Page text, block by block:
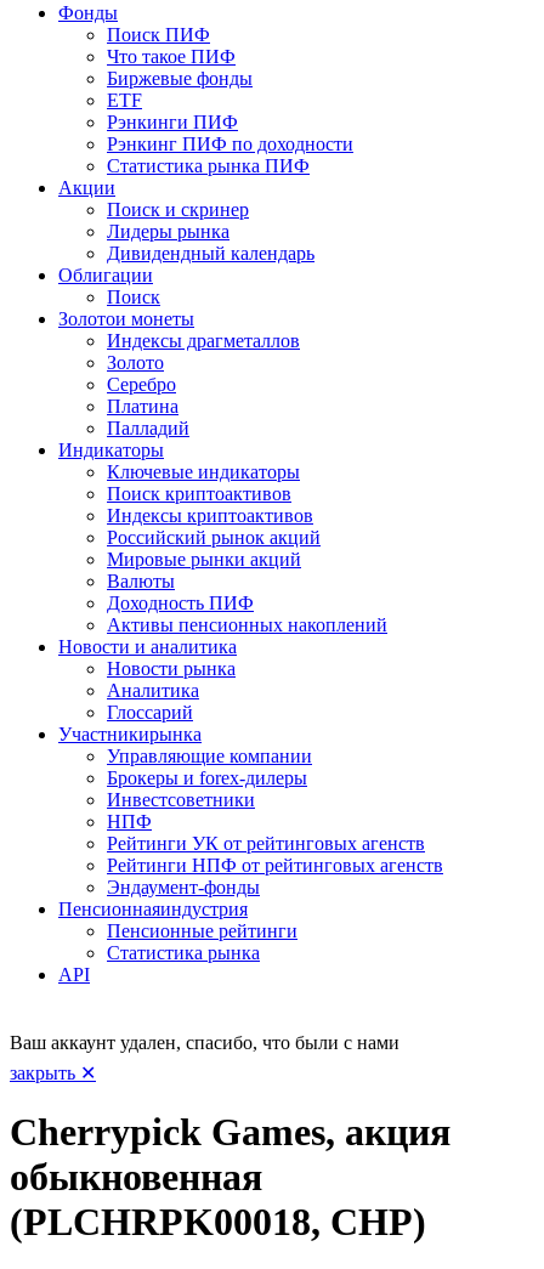
Фонды
Поиск ПИФ
Что такое ПИФ
Биржевые фонды
ETF
Рэнкинги ПИФ
Рэнкинг ПИФ по доходности
Статистика рынка ПИФ
Акции
Поиск и скринер
Лидеры рынка
Дивидендный календарь
Облигации
Поиск
Золотои монеты
Индексы драгметаллов
Золото
Серебро
Платина
Палладий
Индикаторы
Ключевые индикаторы
Поиск криптоактивов
Индексы криптоактивов
Российский рынок акций
Мировые рынки акций
Валюты
Доходность ПИФ
Активы пенсионных накоплений
Новости и аналитика
Новости рынка
Аналитика
Глоссарий
Участникирынка
Управляющие компании
Брокеры и forex-дилеры
Инвестсоветники
НПФ
Рейтинги УК от рейтинговых агенств
Рейтинги НПФ от рейтинговых агенств
Эндаумент-фонды
Пенсионнаяиндустрия
Пенсионные рейтинги
Статистика рынка
API
Ваш аккаунт удален, спасибо, что были с нами
закрыть ✕
Cherrypick Games, акция
обыкновенная
(PLCHRPK00018, CHP)